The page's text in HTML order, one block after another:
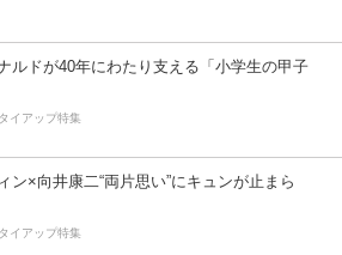
ルドが40年にわたり支える「小学生の甲子
イアップ特集
ン×向井康二“両片思い”にキュンが止まら
イアップ特集